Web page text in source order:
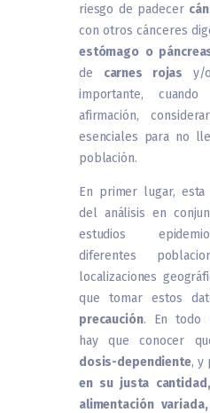
riesgo de padecer
con otros cánceres
estómago o
de carnes rojas y/
importante,
afirmación,
esenciales para no
población.
En primer lugar, esta
del análisis en
estudios
diferentes
localizaciones
que tomar estos
precaución. En todo
hay que conocer
dosis-dependiente, y
en su justa
alimentación